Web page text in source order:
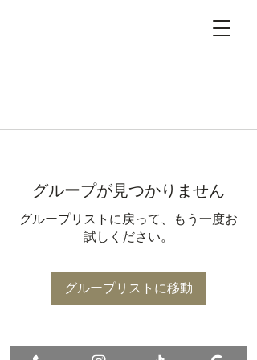
グループが見つかりません
グループリストに戻って、もう一度お
試しください。
グループリストに移動